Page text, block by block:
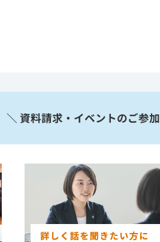
＼ 資料請求・イベントのご参